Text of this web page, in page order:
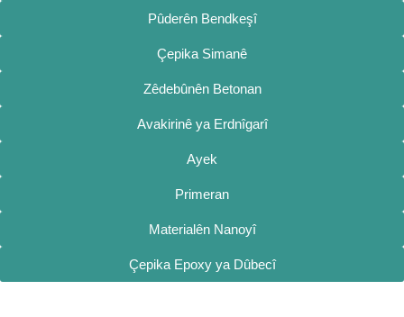
Pûderên Bendkeşî
Çepika Simanê
Zêdebûnên Betonan
Avakirinê ya Erdnîgarî
Ayek
Primeran
Materialên Nanoyî
Çepika Epoxy ya Dûbecî